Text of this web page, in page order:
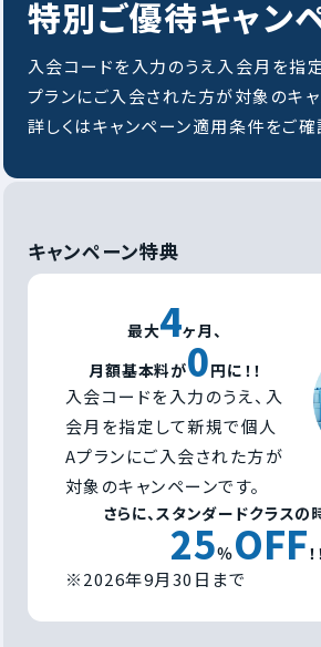
特別ご優待キャン
入会コードを入力のうえ入会月を指
プランにご入会された方が対象のキャ
詳しくはキャンペーン適用条件をご確
キャンペーン特典
最大4ヶ月、
月額基本料が0円に！！
入会コードを入力のうえ、入
会月を指定して新規で個人
Aプランにご入会された方が
対象のキャンペーンです。
さらに、スタンダードクラス
25％OFF！！
※2026年9月30日まで